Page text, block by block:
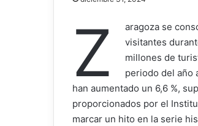
Z
aragoza se
visitantes
millones de
periodo del año
han aumentado un 6,6 %,
proporcionados por el
marcar un hito en la serie